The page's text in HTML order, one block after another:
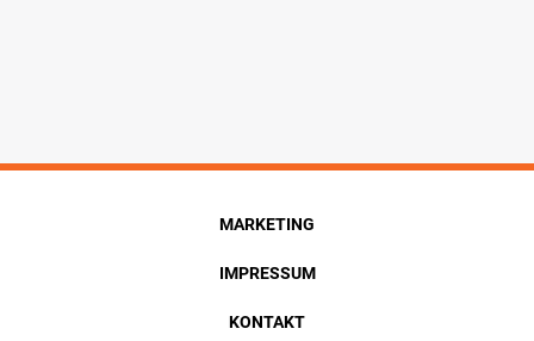
MARKETING
IMPRESSUM
KONTAKT